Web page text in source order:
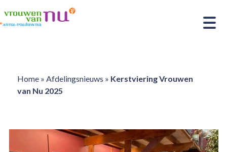
Home» Afdelingsnieuws » Kerstviering Vrouwen
van Nu 2025